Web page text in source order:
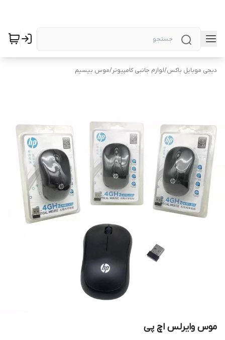
دیجی موبایل باکس/لوازم جانبی کامپیوتر/موس بیسیم
موس وایرلس اچ پی